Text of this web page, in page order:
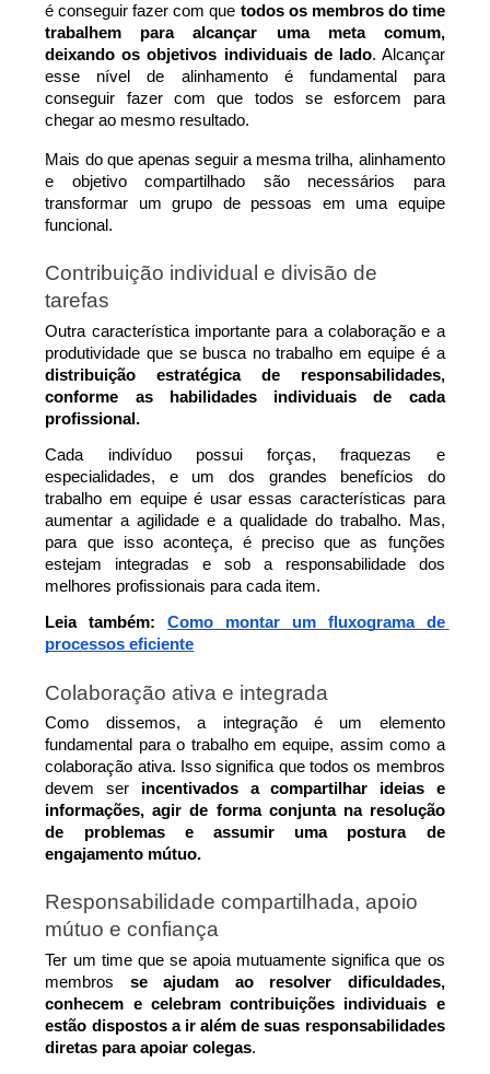
é conseguir fazer com que todos os membros do time
trabalhem para alcançar uma meta comum,
deixando os objetivos individuais de lado. Alcançar
esse nível de alinhamento é fundamental para
conseguir fazer com que todos se esforcem para
chegar ao mesmo resultado.
Mais do que apenas seguir a mesma trilha, alinhamento
e objetivo compartilhado são necessários para
transformar um grupo de pessoas em uma equipe
funcional.
Contribuição individual e divisão de
tarefas
Outra característica importante para a colaboração e a
produtividade que se busca no trabalho em equipe é a
distribuição estratégica de responsabilidades,
conforme as habilidades individuais de cada
profissional.
Cada indivíduo possui forças, fraquezas e
especialidades, e um dos grandes benefícios do
trabalho em equipe é usar essas características para
aumentar a agilidade e a qualidade do trabalho. Mas,
para que isso aconteça, é preciso que as funções
estejam integradas e sob a responsabilidade dos
melhores profissionais para cada item.
Leia também: Como montar um fluxograma de
processos eficiente
Colaboração ativa e integrada
Como dissemos, a integração é um elemento
fundamental para o trabalho em equipe, assim como a
colaboração ativa. Isso significa que todos os membros
devem ser incentivados a compartilhar ideias e
informações, agir de forma conjunta na resolução
de problemas e assumir uma postura de
engajamento mútuo.
Responsabilidade compartilhada, apoio
mútuo e confiança
Ter um time que se apoia mutuamente significa que os
membros se ajudam ao resolver dificuldades,
conhecem e celebram contribuições individuais e
estão dispostos a ir além de suas responsabilidades
diretas para apoiar colegas.